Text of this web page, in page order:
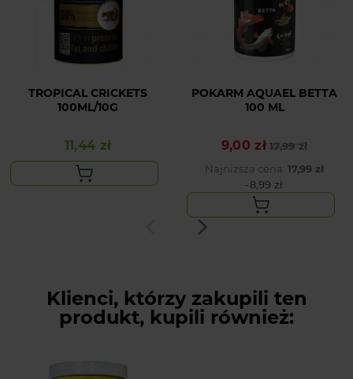
TROPICAL CRICKETS
100ML/10G
Cena
11,44 zł
POKARM AQUAEL BETTA
100 ML
Cena podstawowa
17,99 zł
Cena
9,00 zł
Najniższa cena: 17,99 zł
-8,99 zł
Klienci, którzy zakupili ten
produkt, kupili również: